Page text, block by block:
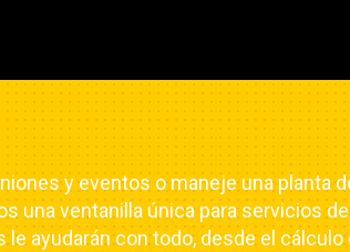
y eventos o maneje una planta
ventanilla única para servicios
ayudarán con todo, desde el